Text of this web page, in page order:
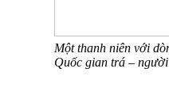
Một thanh niên với
Quốc gian trá –